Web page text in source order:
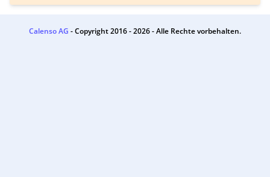
Calenso AG - Copyright 2016 - 2026 - Alle Rechte vorbehalten.